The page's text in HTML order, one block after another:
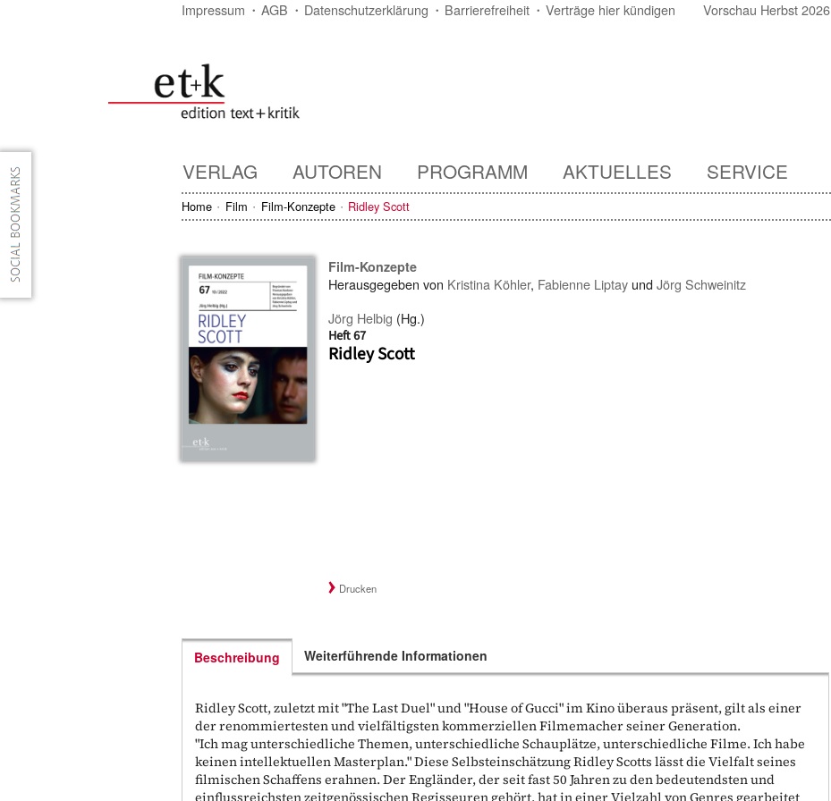
Impressum AGB Datenschutzerklärung Barrierefreiheit Verträge hier kündigen Vorschau Herbst 2026
VERLAG AUTOREN PROGRAMM AKTUELLES SERVICE
Home Film Film-Konzepte Ridley Scott
Film-Konzepte
Herausgegeben von Kristina Köhler, Fabienne Liptay undJörg Schweinitz
Jörg Helbig (Hg.)
Heft 67
Ridley Scott
Drucken
Beschreibung
Ridley Scott, zuletzt mit "The Last Duel" und "House of Gucci" im Kino überaus präsent, gilt als einer
der renommiertesten und vielfältigsten kommerziellen Filmemacher seiner Generation.
"Ich mag unterschiedliche Themen, unterschiedliche Schauplätze, unterschiedliche Filme. Ich habe
keinen intellektuellen Masterplan." Diese Selbsteinschätzung Ridley Scotts lässt die Vielfalt seines
filmischen Schaffens erahnen. Der Engländer, der seit fast 50 Jahren zu den bedeutendsten und
einflussreichsten zeitgenössischen Regisseuren gehört, hat in einer Vielzahl von Genres gearbeitet
Weiterführende Informationen